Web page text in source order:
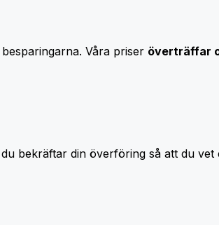
Våra priser överträffar
bekräftar din överföring så att du